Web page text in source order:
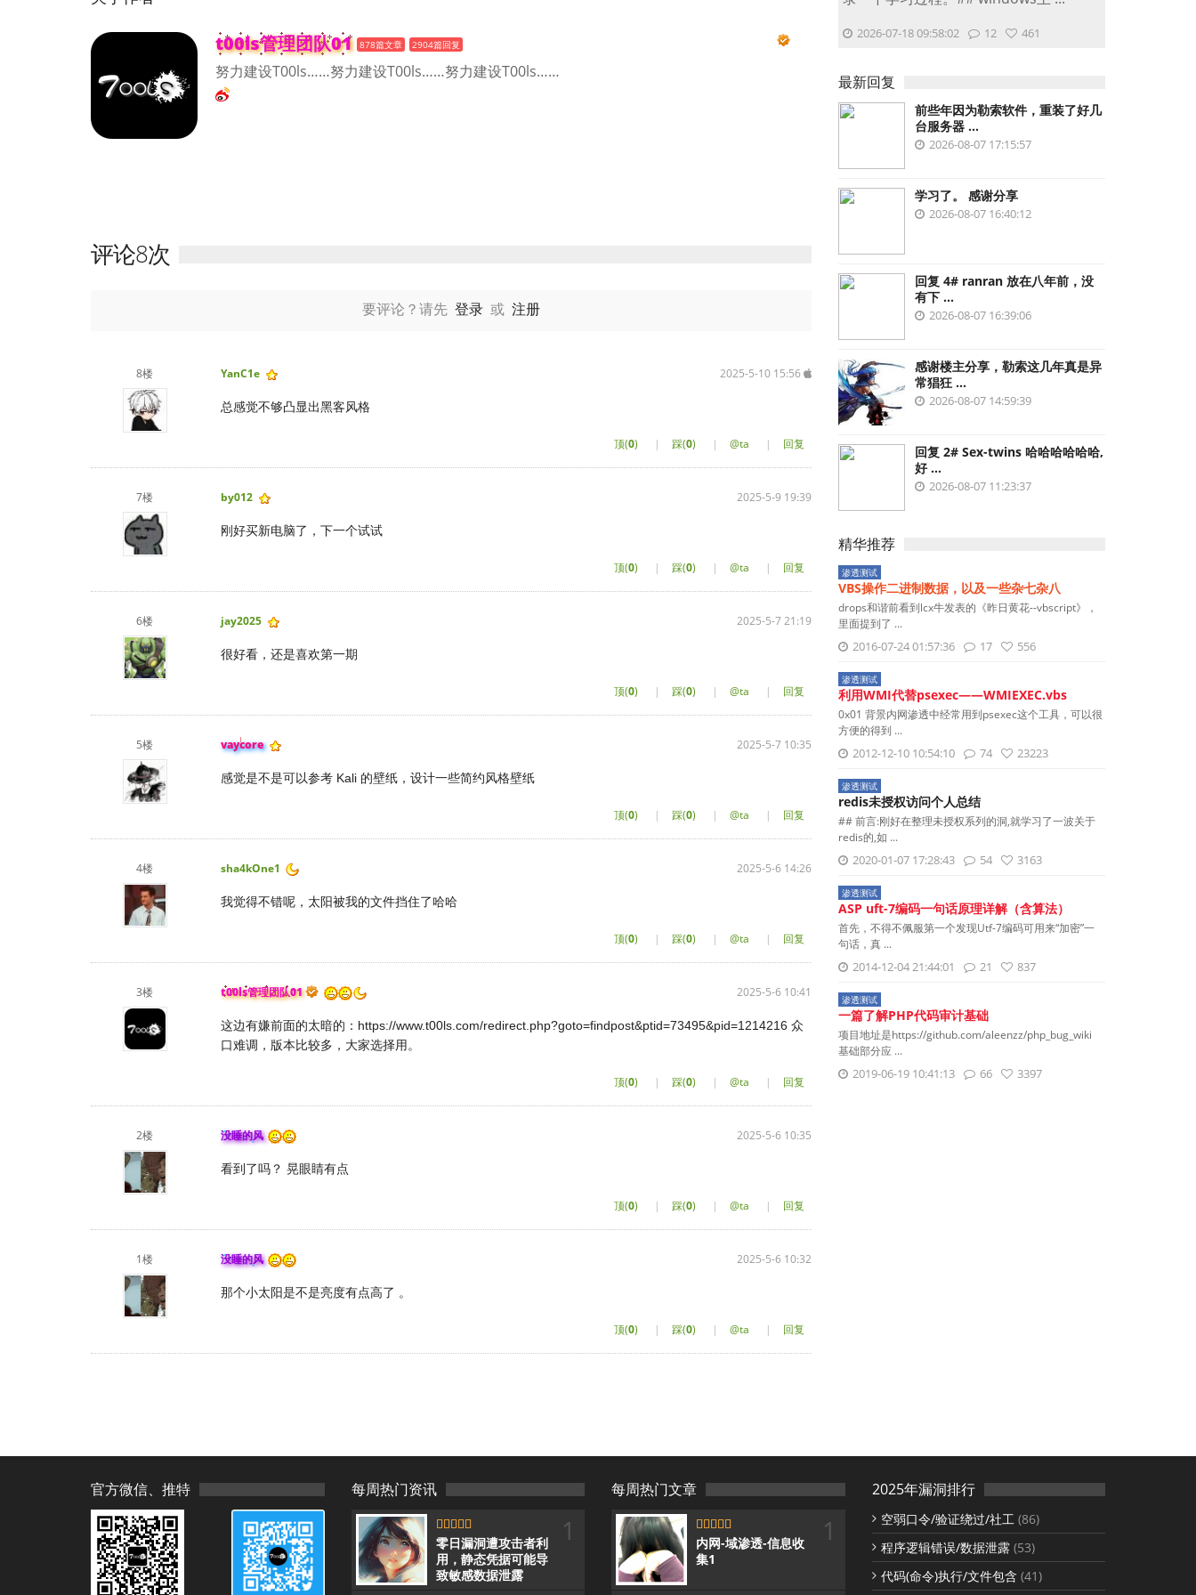
t00ls管理团队01 878篇文章 2904篇回复
努力建设T00ls……努力建设T00ls……努力建设T00ls……
评论8次
要评论？请先登录 或注册
8楼 YanC1e 2025-5-10 15:56
总感觉不够凸显出黑客风格
回复
|
@ta
|
踩(0)
|
顶(0)
7楼 by012 2025-5-9 19:39
刚好买新电脑了，下一个试试
回复
|
@ta
|
踩(0)
|
顶(0)
6楼 jay2025 2025-5-7 21:19
很好看，还是喜欢第一期
回复
|
@ta
|
踩(0)
|
顶(0)
5楼 vaycore 2025-5-7 10:35
感觉是不是可以参考 Kali 的壁纸，设计一些简约风格壁纸
回复
|
@ta
|
踩(0)
|
顶(0)
4楼 sha4kOne1 2025-5-6 14:26
我觉得不错呢，太阳被我的文件挡住了哈哈
回复
|
@ta
|
踩(0)
|
顶(0)
3楼 t00ls管理团队01 2025-5-6 10:41
这边有嫌前面的太暗的： https://www.t00ls.com/redirect.php?goto=findpost&ptid=73495&pid=1214216 众
口难调，版本比较多，大家选择用。
回复
|
@ta
|
踩(0)
|
顶(0)
2楼 没睡的风 2025-5-6 10:35
看到了吗？ 晃眼睛有点
回复
|
@ta
|
踩(0)
|
顶(0)
1楼 没睡的风 2025-5-6 10:32
那个小太阳是不是亮度有点高了 。
回复
|
@ta
|
踩(0)
|
顶(0)
2026-07-18 09:58:02 12 461
最新回复
前些年因为勒索软件，重装了好几
台服务器 ...
2026-08-07 17:15:57
学习了。 感谢分享
2026-08-07 16:40:12
回复 4# ranran 放在八年前，没
有下 ...
2026-08-07 16:39:06
感谢楼主分享，勒索这几年真是异
常猖狂 ...
2026-08-07 14:59:39
回复 2# Sex-twins 哈哈哈哈哈哈,
好 ...
2026-08-07 11:23:37
精华推荐
渗透测试
VBS操作二进制数据，以及一些杂七杂八
drops和谐前看到lcx牛发表的《昨日黄花--vbscript》，
里面提到了 ...
2016-07-24 01:57:36 17 556
渗透测试
利用WMI代替psexec——WMIEXEC.vbs
0x01 背景内网渗透中经常用到psexec这个工具，可以很
方便的得到 ...
2012-12-10 10:54:10 74 23223
渗透测试
redis未授权访问个人总结
## 前言:刚好在整理未授权系列的洞,就学习了一波关于
redis的,如 ...
2020-01-07 17:28:43 54 3163
渗透测试
ASP uft-7编码一句话原理详解（含算法）
首先，不得不佩服第一个发现Utf-7编码可用来“加密”一
句话，真 ...
2014-12-04 21:44:01 21 837
渗透测试
一篇了解PHP代码审计基础
项目地址是https://github.com/aleenzz/php_bug_wiki
基础部分应 ...
2019-06-19 10:41:13 66 3397
官方微信、推特 每周热门资讯
5
零日漏洞遭攻击者利
用，静态凭据可能导
致敏感数据泄露
1
每周热门文章
5
内网-域渗透-信息收
集1
1
2025年漏洞排行
空弱口令/验证绕过/社工(86)
程序逻辑错误/数据泄露(53)
代码(命令)执行/文件包含 (41)